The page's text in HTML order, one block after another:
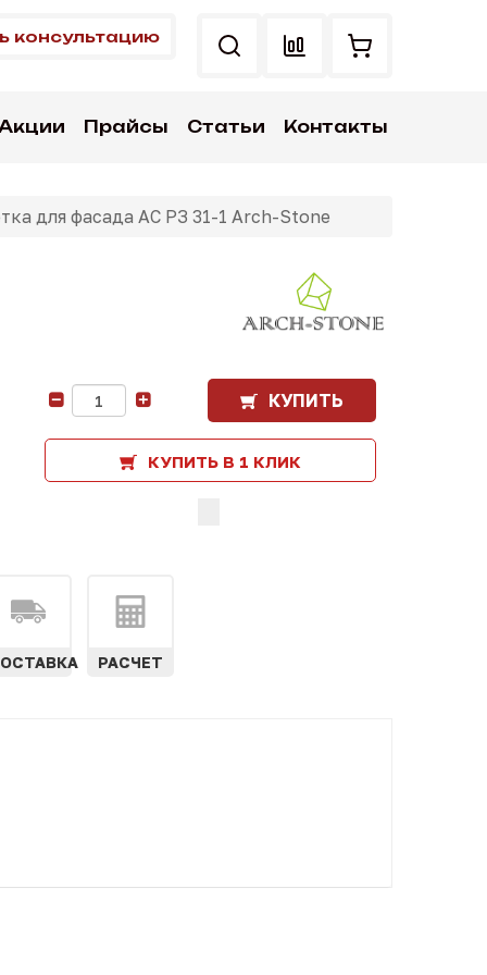
консультацию
Прайсы Статьи Контакты
для фасада АС РЗ 31-1 Arch-Stone
КУПИТЬ
КУПИТЬ В 1 КЛИК
РАСЧЕТ